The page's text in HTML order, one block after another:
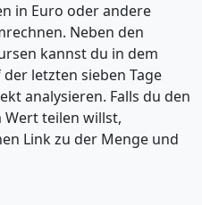
in Euro oder andere
Neben den
kannst du in dem
letzten sieben Tage
analysieren. Falls du den
teilen willst,
Link zu der Menge und